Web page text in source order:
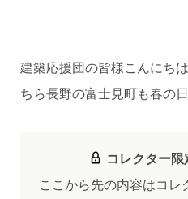
建築応援団の皆様こんにち
ちら長野の富士見町も春の
コレクター
ここから先の内容はコ